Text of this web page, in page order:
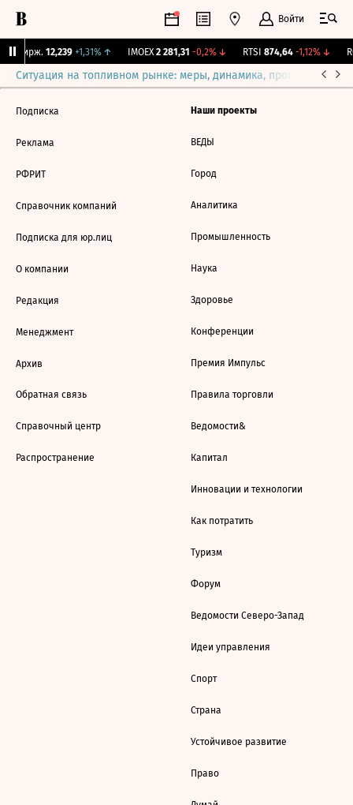
Войти
Бирж. 12,239 +1,31%↑ IMOEX 2 281,31 -0,2%↓ RTSI 874,64 -1,12%↓
Ситуация на топливном рынке: меры, динамика, прогнозы
Подписка
Реклама
РФРИТ
Справочник компаний
Подписка для юр.лиц
О компании
Редакция
Менеджмент
Архив
Обратная связь
Справочный центр
Распространение
Наши проекты
ВЕДЫ
Город
Аналитика
Промышленность
Наука
Здоровье
Конференции
Премия Импульс
Правила торговли
Ведомости&
Капитал
Инновации и технологии
Как потратить
Туризм
Форум
Ведомости Северо-Запад
Идеи управления
Спорт
Страна
Устойчивое развитие
Право